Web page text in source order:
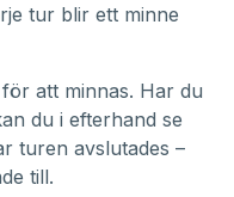
tur blir ett minne
att minnas. Har du
du i efterhand se
turen avslutades –
till.